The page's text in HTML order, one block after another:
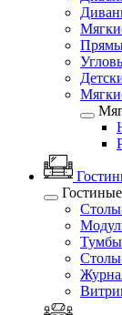
Гостиные
Тумбы